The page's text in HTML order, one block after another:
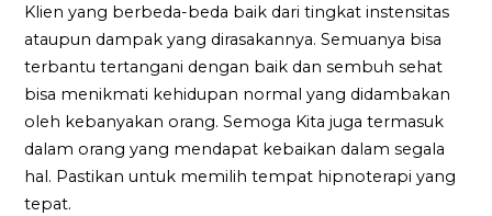
Klien yang berbeda-beda baik dari tingkat instensitas
ataupun dampak yang dirasakannya. Semuanya bisa
terbantu tertangani dengan baik dan sembuh sehat
bisa menikmati kehidupan normal yang didambakan
oleh kebanyakan orang. Semoga Kita juga termasuk
dalam orang yang mendapat kebaikan dalam segala
hal. Pastikan untuk memilih tempat hipnoterapi yang
tepat.